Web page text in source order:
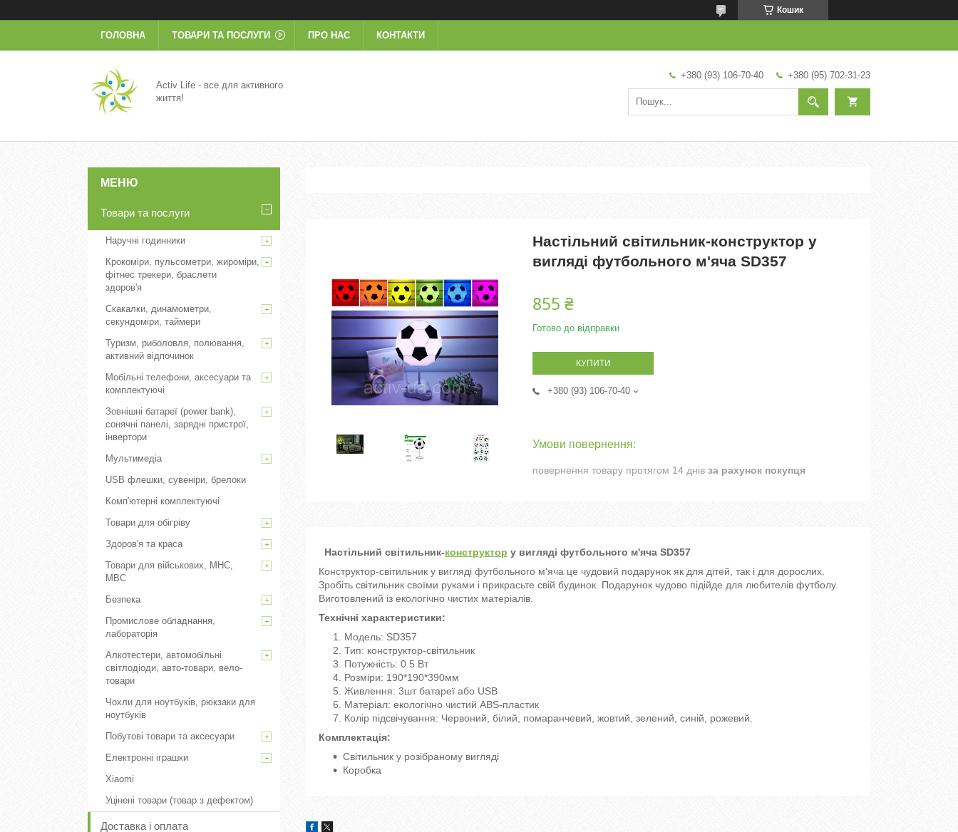
Кошик
ГОЛОВНА ТОВАРИ ТА ПОСЛУГИ ПРО НАС КОНТАКТИ
Activ Life - все для активного
життя!
+380 (93) 106-70-40 +380 (95) 702-31-23
Настільний світильник-конструктор у
вигляді футбольного м'яча SD357
855 ₴
Готово до відправки
КУПИТИ
+380 (93) 106-70-40
повернення товару протягом 14 днів за рахунок покупця
Настільний світильник-конструктор у вигляді футбольного м'яча SD357
Конструктор-світильник у вигляді футбольного м'яча це чудовий подарунок як для дітей, так і для дорослих.
Зробіть світильник своїми руками і прикрасьте свій будинок. Подарунок чудово підійде для любителів футболу.
Виготовлений із екологічно чистих матеріалів.
Технічні характеристики:
Модель: SD357
Тип: конструктор-світильник
Потужність: 0.5 Вт
Розміри: 190*190*390мм
Живлення: 3шт батареї або USB
Матеріал: екологічно чистий ABS-пластик
Колір підсвічування: Червоний, білий, помаранчевий, жовтий, зелений, синій, рожевий.
Комплектація:
Світильник у розібраному вигляді
Коробка
Товари та послуги
Наручні годинники
Крокоміри, пульсометри, жироміри,
фітнес трекери, браслети
здоров'я
Скакалки, динамометри,
секундоміри, таймери
Туризм, риболовля, полювання,
активний відпочинок
Мобільні телефони, аксесуари та
комплектуючі
Зовнішні батареї (power bank),
сонячні панелі, зарядні пристрої,
інвертори
Мультимедіа
USB флешки, сувеніри, брелоки
Комп'ютерні комплектуючі
Товари для обігріву
Здоров'я та краса
Товари для військових, МНС,
МВС
Безпека
Промислове обладнання,
лабораторія
Алкотестери, автомобільні
світлодіоди, авто-товари, вело-
товари
Чохли для ноутбуків, рюкзаки для
ноутбуків
Побутові товари та аксесуари
Електронні іграшки
Xiaomi
Уцінені товари (товар з дефектом)
Доставка і оплата